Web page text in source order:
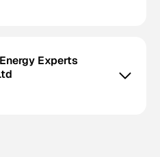
Experts